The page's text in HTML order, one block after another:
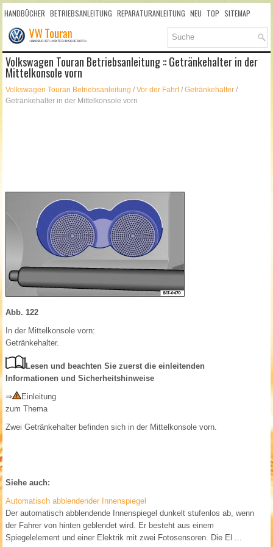
HANDBÜCHER BETRIEBSANLEITUNG REPARATURANLEITUNG NEU TOP SITEMAP
SUCHLAUF
Volkswagen Touran Betriebsanleitung :: Getränkehalter in der
Mittelkonsole vorn
Volkswagen Touran Betriebsanleitung /Vor der Fahrt/Getränkehalter /
Getränkehalter in der Mittelkonsole vorn
Abb. 122
In der Mittelkonsole vorn:
Getränkehalter.
Lesen und beachten Sie zuerst die einleitenden
Informationen und Sicherheitshinweise
⇒
Einleitung
zum Thema
Zwei Getränkehalter befinden sich in der Mittelkonsole vorn.
Siehe auch:
Automatisch abblendender Innenspiegel
Der automatisch abblendende Innenspiegel dunkelt stufenlos ab, wenn
der Fahrer von hinten geblendet wird. Er besteht aus einem
Spiegelelement und einer Elektrik mit zwei Fotosensoren. Die El ...